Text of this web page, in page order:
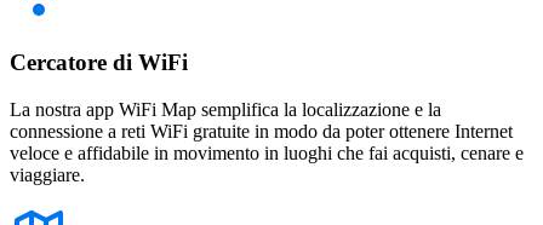
Cercatore di WiFi
La nostra app WiFi Map semplifica la localizzazione e la
connessione a reti WiFi gratuite in modo da poter ottenere Internet
veloce e affidabile in movimento in luoghi che fai acquisti, cenare e
viaggiare.